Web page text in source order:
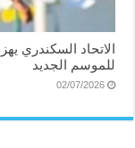
الاتحاد السكندري
للموسم الجديد
02/07/2026